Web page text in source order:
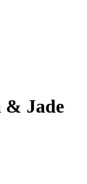
& Jade